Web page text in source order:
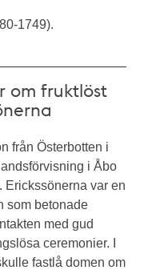
1749).
om fruktlöst
från Österbotten i
i Åbo
Erickssönerna var en
som betonade
med gud
ceremonier. I
fastlå domen om